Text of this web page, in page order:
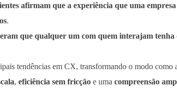
afirmam que a experiência que uma empresa
.
que qualquer um com quem interajam tenha
tendências em CX, transformando o modo como
, eficiência sem fricção e uma compreensão